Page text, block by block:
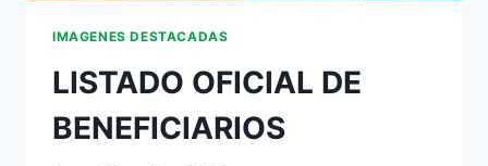
IMAGENES DESTACADAS
LISTADO OFICIAL DE
BENEFICIARIOS